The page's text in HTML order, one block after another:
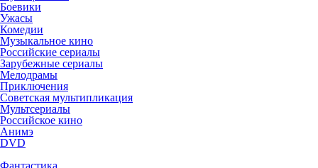
Боевики
Ужасы
Комедии
Музыкальное кино
Российские сериалы
Зарубежные сериалы
Мелодрамы
Приключения
Советская мультипликация
Мультсериалы
Российское кино
Анимэ
DVD
Фантастика